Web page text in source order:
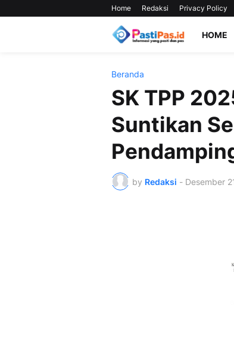
Home Redaksi Privacy Policy
HOME
Beranda
SK TPP
Suntikan
by Redaksi - Desember